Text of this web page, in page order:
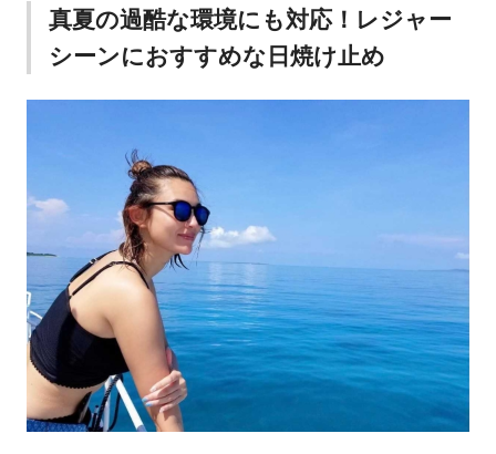
真夏の過酷な環境にも対応！レジャー
シーンにおすすめな日焼け止め